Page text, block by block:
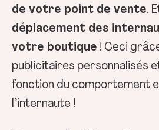
de votre point de vente.
déplacement des
votre boutique ! Ceci
publicitaires personnalisés
fonction du comportement
l’internaute !